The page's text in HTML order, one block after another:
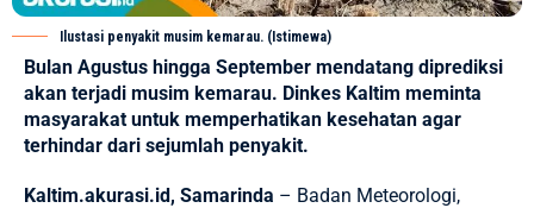
Ilustasi penyakit musim kemarau. (Istimewa)
Bulan Agustus hingga September mendatang diprediksi
akan terjadi musim kemarau. Dinkes Kaltim meminta
masyarakat untuk memperhatikan kesehatan agar
terhindar dari sejumlah penyakit.
Kaltim.akurasi.id, Samarinda – Badan Meteorologi,